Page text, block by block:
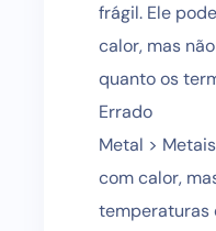
frágil. Ele
calor, mas
quanto os
Errado
Metal >
com calor,
temperaturas